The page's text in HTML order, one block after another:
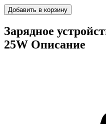
Добавить в корзину
Зарядное
25W Описание